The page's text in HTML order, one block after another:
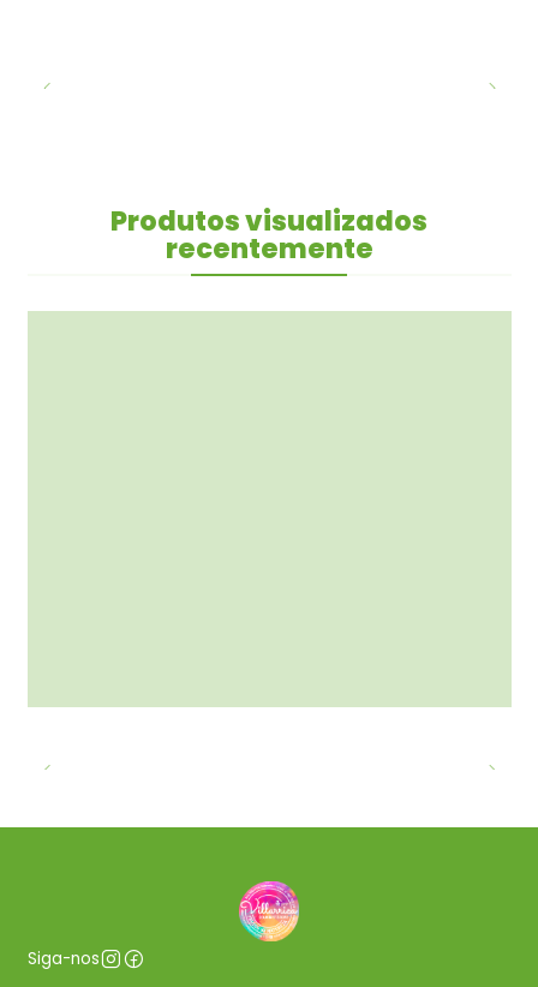
Produtos visualizados
recentemente
Siga-nos